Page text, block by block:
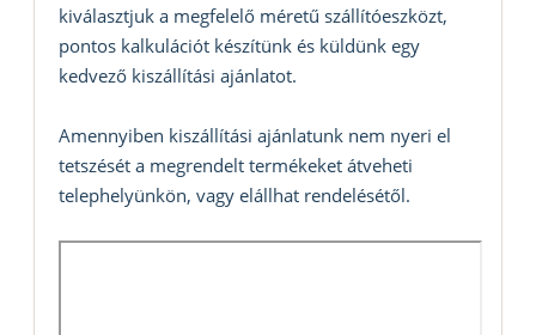
kiválasztjuk a megfelelő méretű szállítóeszközt,
pontos kalkulációt készítünk és küldünk egy
kedvező kiszállítási ajánlatot.
Amennyiben kiszállítási ajánlatunk nem nyeri el
tetszését a megrendelt termékeket átveheti
telephelyünkön, vagy elállhat rendelésétől.